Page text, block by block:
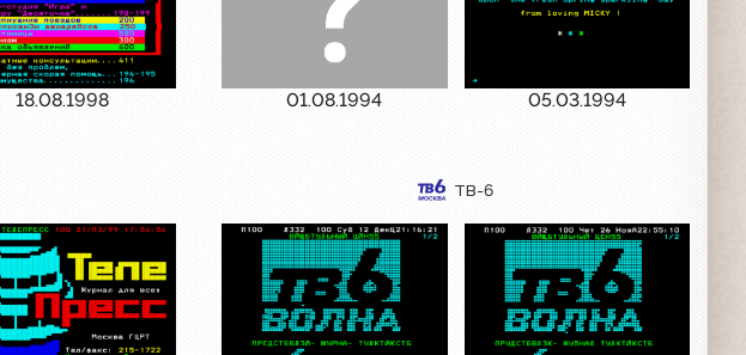
18.08.1998 01.08.1994 05.03.1994
ТВ-6